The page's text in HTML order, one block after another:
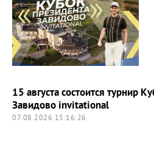
15 августа состоится турнир
Завидово invitational
07.08.2026 15:16:26